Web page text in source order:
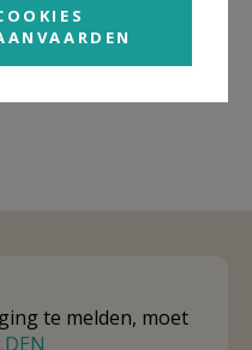
te melden, moet